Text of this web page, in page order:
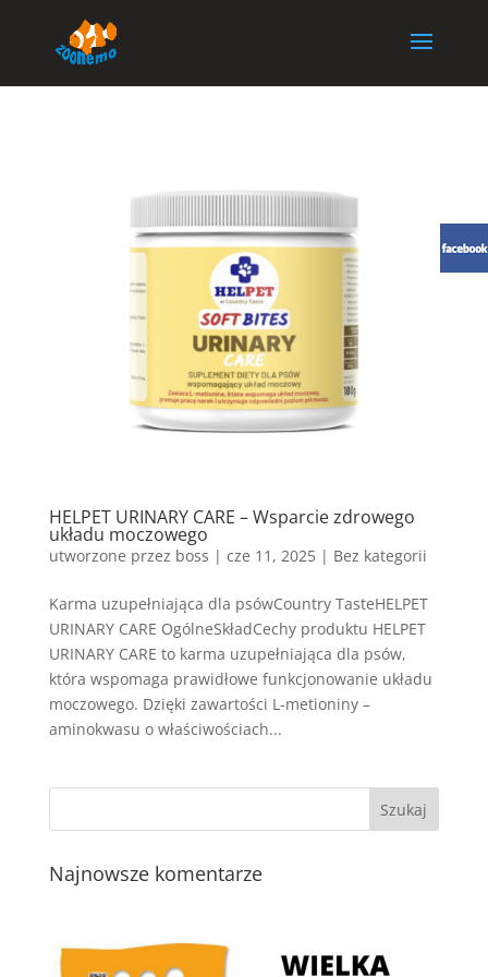
HELPET URINARY CARE – Wsparcie zdrowego
układu moczowego
utworzone przez boss | cze 11, 2025| Bez kategorii
Karma uzupełniająca dla psówCountry TasteHELPET
URINARY CARE OgólneSkładCechy produktu HELPET
URINARY CARE to karma uzupełniająca dla psów,
która wspomaga prawidłowe funkcjonowanie układu
moczowego. Dzięki zawartości L-metioniny –
aminokwasu o właściwościach...
Najnowsze komentarze